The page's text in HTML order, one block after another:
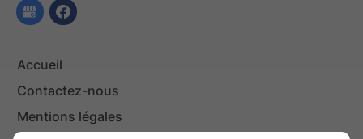
Accueil
Contactez-nous
Mentions légales